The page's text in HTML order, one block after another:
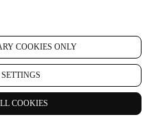
COOKIES ONLY
COOKIES
necesaria para permitirnos
NOTICIAS U OFERTAS
DE LE CREUSET. Si usted
que lo hagamos (por ejemplo,
de noticias cuando usted cree
enviaremos comunicaciones de
sobre iniciativas
promovidas por sus filiales del